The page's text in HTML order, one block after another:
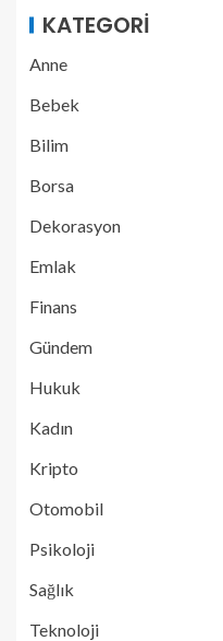
KATEGORI
Anne
Bebek
Bilim
Borsa
Dekorasyon
Emlak
Finans
Gündem
Hukuk
Kadın
Kripto
Otomobil
Psikoloji
Sağlık
Teknoloji